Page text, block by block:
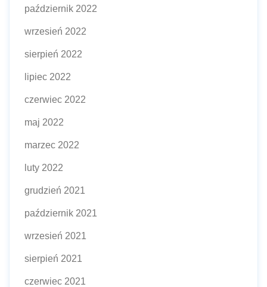
październik 2022
wrzesień 2022
sierpień 2022
lipiec 2022
czerwiec 2022
maj 2022
marzec 2022
luty 2022
grudzień 2021
październik 2021
wrzesień 2021
sierpień 2021
czerwiec 2021